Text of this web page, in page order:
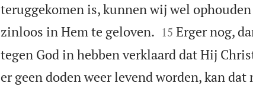
teruggekomen is, kunnen wij wel
zinloos in Hem te geloven.
15 Erger nog,
tegen God in hebben verklaard dat Hij
er geen doden weer levend worden, kan